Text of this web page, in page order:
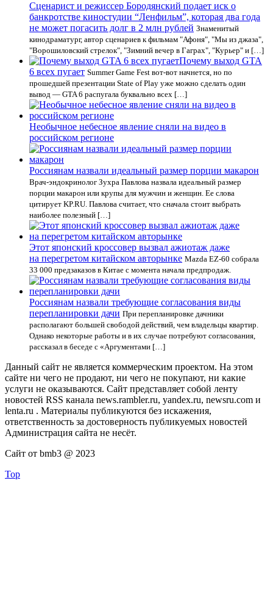
Сценарист и режиссер Бородянский подает иск о
банкротстве киностудии “Ленфильм”, которая два года
не может погасить долг в 2 млн рублей Знаменитый
кинодраматург, автор сценариев к фильмам "Афоня", "Мы из джаза",
"Ворошиловский стрелок", "Зимний вечер в Гаграх", "Курьер" и […]
Почему выход GTA
6 всех пугает Summer Game Fest вот-вот начнется, но по
прошедшей презентации State of Play уже можно сделать один
вывод — GTA 6 распугала буквально всех […]
Необычное небесное явление сняли на видео в
российском регионе
Россиянам назвали идеальный размер порции макарон
Врач-эндокринолог Зухра Павлова назвала идеальный размер
порции макарон или крупы для мужчин и женщин. Ее слова
цитирует KP.RU. Павлова считает, что сначала стоит выбрать
наиболее полезный […]
Этот японский кроссовер вызвал ажиотаж даже
на перегретом китайском авторынке Mazda EZ-60 собрала
33 000 предзаказов в Китае с момента начала предпродаж.
Россиянам назвали требующие согласования виды
перепланировки дачи При перепланировке дачники
располагают большей свободой действий, чем владельцы квартир.
Однако некоторые работы и в их случае потребуют согласования,
рассказал в беседе с «Аргументами […]
Данный сайт не является коммерческим проектом. На этом
сайте ни чего не продают, ни чего не покупают, ни какие
услуги не оказываются. Сайт представляет собой ленту
новостей RSS канала news.rambler.ru, yandex.ru, newsru.com и
lenta.ru . Материалы публикуются без искажения,
ответственность за достоверность публикуемых новостей
Администрация сайта не несёт.
Сайт от bmb3 @ 2023
Top